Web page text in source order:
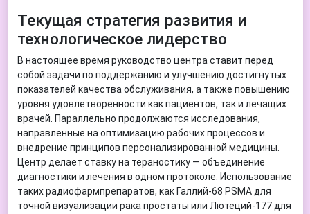
Текущая стратегия развития и
технологическое лидерство
В настоящее время руководство центра ставит перед
собой задачи по поддержанию и улучшению достигнутых
показателей качества обслуживания, а также повышению
уровня удовлетворенности как пациентов, так и лечащих
врачей. Параллельно продолжаются исследования,
направленные на оптимизацию рабочих процессов и
внедрение принципов персонализированной медицины.
Центр делает ставку на тераностику — объединение
диагностики и лечения в одном протоколе. Использование
таких радиофармпрепаратов, как Галлий-68 PSMA для
точной визуализации рака простаты или Лютеций-177 для